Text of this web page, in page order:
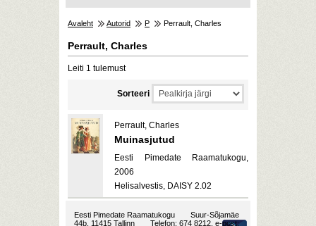
Avaleht Autorid P Perrault, Charles
Perrault, Charles
Leiti 1 tulemust
Sorteeri
Perrault, Charles
Muinasjutud
Eesti Pimedate Raamatukogu,
2006
Helisalvestis, DAISY 2.02
Eesti Pimedate Raamatukogu
Suur-Sõjamäe
44b, 11415 Tallinn
Telefon: 674 8212, e-post: